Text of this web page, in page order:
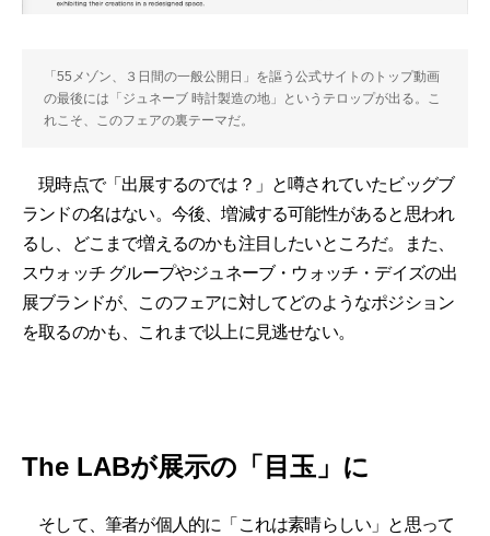
「55メゾン、３日間の一般公開日」を謳う公式サイトのトップ動画
の最後には「ジュネーブ 時計製造の地」というテロップが出る。こ
れこそ、このフェアの裏テーマだ。
現時点で「出展するのでは？」と噂されていたビッグブ
ランドの名はない。今後、増減する可能性があると思われ
るし、どこまで増えるのかも注目したいところだ。また、
スウォッチ グループやジュネーブ・ウォッチ・デイズの出
展ブランドが、このフェアに対してどのようなポジション
を取るのかも、これまで以上に見逃せない。
The LABが展示の「目玉」に
そして、筆者が個人的に「これは素晴らしい」と思って